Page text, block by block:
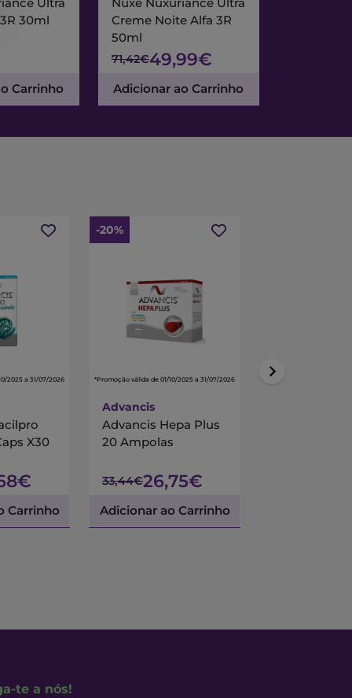
30ml
Carrinho
Creme Noite Alfa 3R
50ml
71,42€49,99€
Adicionar ao Carrinho
2025 a 31/07/2026
X30
Carrinho
-20%
*Promoção válida de 01/10/2025 a 31/07/2026
Advancis
Advancis Hepa Plus
20 Ampolas
33,44€26,75€
Adicionar ao Carrinho
*Promoção válida de 01/
te a nós!